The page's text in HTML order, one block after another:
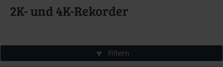
2K- und 4K-Rekorder
Filtern